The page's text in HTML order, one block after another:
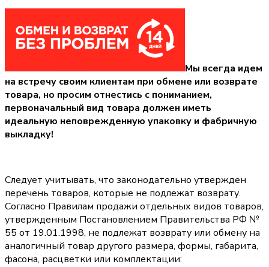
Мы всегда идем
на встречу своим клиентам при обмене или возврате
товара, но просим отнестись с пониманием,
первоначальный вид товара должен иметь
идеальную неповрежденную упаковку и фабричную
выкладку!
Следует учитывать, что законодательно утвержден
перечень товаров, которые не подлежат возврату.
Согласно Правилам продажи отдельных видов товаров,
утвержденным Постановлением Правительства РФ №
55 от 19.01.1998, не подлежат возврату или обмену на
аналогичный товар другого размера, формы, габарита,
фасона, расцветки или комплектации: